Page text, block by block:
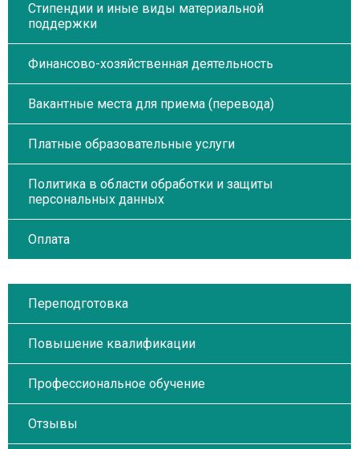
Стипендии и иные виды материальной
поддержки
Финансово-хозяйственная деятельность
Вакантные места для приема (перевода)
Платные образовательные услуги
Политика в области обработки и защиты
персональных данных
Оплата
Переподготовка
Повышение квалификации
Профессиональное обучение
Отзывы